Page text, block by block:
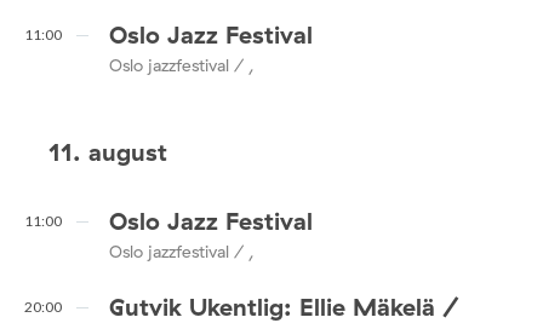
11:00 Oslo Jazz Festival
Oslo jazzfestival / ,
11. august
11:00 Oslo Jazz Festival
Oslo jazzfestival / ,
20:00
Gutvik Ukentlig: Ellie Mäkelä /